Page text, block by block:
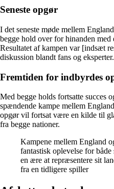
Seneste opgør
I det seneste møde mellem
begge hold over for hinanden
Resultatet af kampen var [indsæt
diskussion blandt fans og eksperter.
Fremtiden for indbyrdes
Med begge holds fortsatte succes
spændende kampe mellem
opgør vil fortsat være en kilde til
fra begge nationer.
Kampene mellem England
fantastisk oplevelse for
en ære at repræsentere sit
fra en tidligere spiller